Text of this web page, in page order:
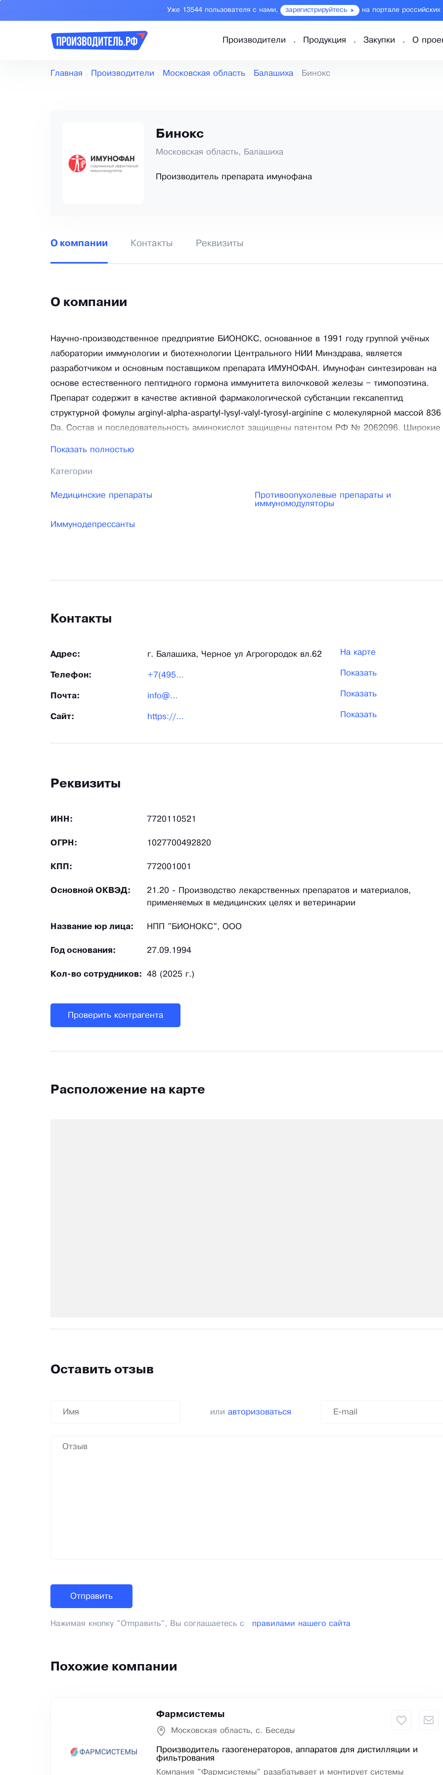
Уже 13544 пользователя с нами, зарегистрируйтесь на портале российских
Производители Продукция Закупки О
Главная Производители Московская область Балашиха Бинокс
Бинокс
Московская область, Балашиха
Производитель препарата имунофана
О компании Контакты Реквизиты
О компании
Научно-производственное предприятие БИОНОКС, основанное в 1991 году группой учёных
лаборатории иммунологии и биотехнологии Центрального НИИ Минздрава, является
разработчиком и основным поставщиком препарата ИМУНОФАН. Имунофан синтезирован на
основе естественного пептидного гормона иммунитета вилочковой железы – тимопоэтина.
Препарат содержит в качестве активной фармакологической субстанции гексапептид
структурной фомулы arginyl-alpha-aspartyl-lysyl-valyl-tyrosyl-arginine с молекулярной массой 836
Da. Состав и последовательность аминокислот защищены патентом РФ № 2062096. Широкие
иммуннорегулятору альтернативы в настоящее время в мировой медицине нет.
Показать полностью
Категории
Медицинские препараты
Противоопухолевые препараты и
иммуномодуляторы
Иммунодепрессанты
Контакты
Адрес: г. Балашиха, Черное ул Агрогородок вл.62 На карте
Телефон: +7(495... Показать
Почта: info@... Показать
Сайт: https://imunofan.ru/ Показать
Реквизиты
ИНН: 7720110521
ОГРН: 1027700492820
КПП: 772001001
Основной ОКВЭД:
21.20 - Производство лекарственных препаратов и материалов,
применяемых в медицинских целях и ветеринарии
Название юр лица: НПП "БИОНОКС", ООО
Год основания: 27.09.1994
Кол-во сотрудников: 48 (2025 г.)
Проверить контрагента
Расположение на карте
Оставить отзыв
или авторизоваться
Нажимая кнопку "Отправить", Вы соглашаетесь с правилами нашего сайта
Похожие компании
Фармсистемы
Московская область, с. Беседы
Производитель газогенераторов, аппаратов для дистилляции и
фильтрования
Компания "Фармсистемы" разабатывает и монтирует системы